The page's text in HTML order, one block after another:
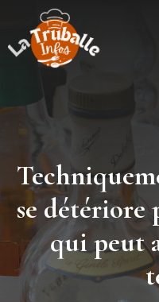
contenu
se détériore
qui peut